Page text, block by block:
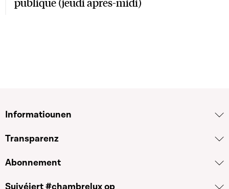
Informatiounen
Transparenz
Abonnement